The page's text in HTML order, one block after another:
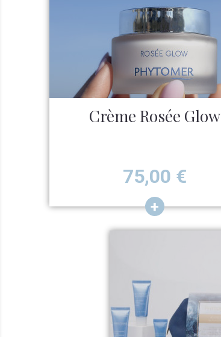
Crème Rosée Glow
Prix
75,00 €